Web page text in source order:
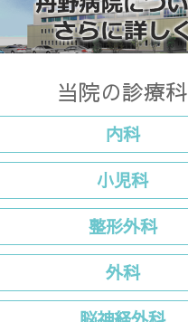
当院の診療科
内科
小児科
整形外科
外科